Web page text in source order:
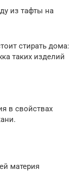
из тафты на
стирать дома:
таких изделий
в свойствах
материя